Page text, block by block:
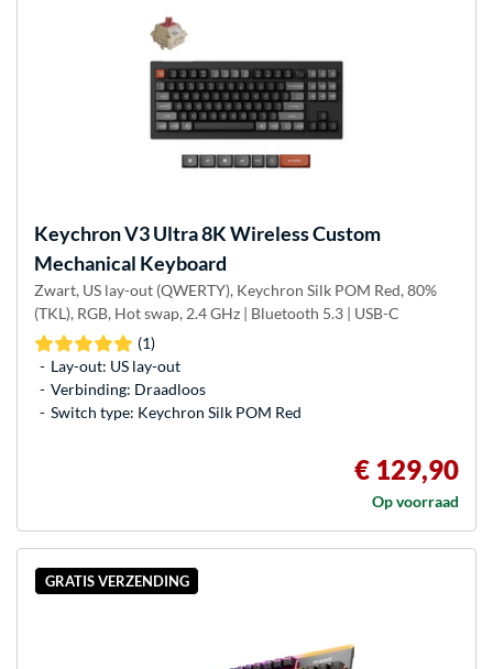
KeychronV3 Ultra 8K Wireless Custom
Mechanical Keyboard
Zwart, US lay-out (QWERTY), Keychron Silk POM Red, 80%
(TKL), RGB, Hot swap, 2.4 GHz | Bluetooth 5.3 | USB-C
(1)
Lay-out: US lay-out
Verbinding: Draadloos
Switch type: Keychron Silk POM Red
€ 129,90
Op voorraad
GRATIS VERZENDING